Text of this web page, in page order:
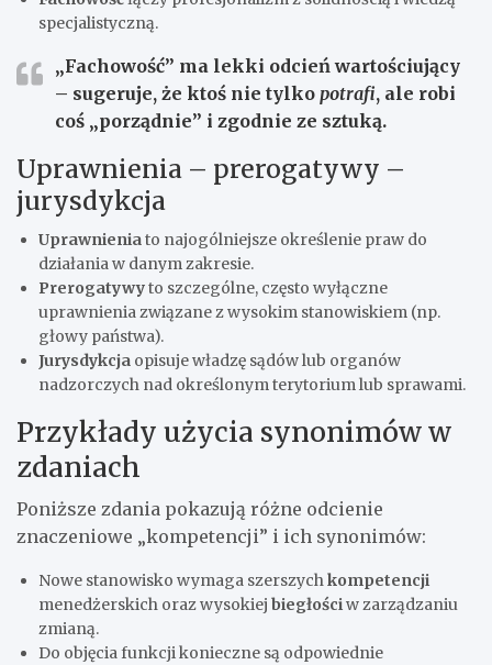
specjalistyczną.
„Fachowość” ma lekki odcień wartościujący
– sugeruje, że ktoś nie tylko potrafi, ale robi
coś „porządnie” i zgodnie ze sztuką.
Uprawnienia – prerogatywy –
jurysdykcja
Uprawnieniato najogólniejsze określenie praw do
działania w danym zakresie.
Prerogatywyto szczególne, często wyłączne
uprawnienia związane z wysokim stanowiskiem (np.
głowy państwa).
Jurysdykcja opisuje władzę sądów lub organów
nadzorczych nad określonym terytorium lub sprawami.
Przykłady użycia synonimów w
zdaniach
Poniższe zdania pokazują różne odcienie
znaczeniowe „kompetencji” i ich synonimów:
Nowe stanowisko wymaga szerszychkompetencji
menedżerskich oraz wysokiej biegłościw zarządzaniu
zmianą.
Do objęcia funkcji konieczne są odpowiednie